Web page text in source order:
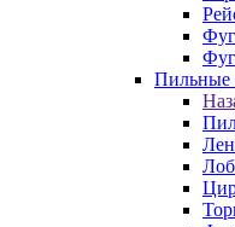
Пильные